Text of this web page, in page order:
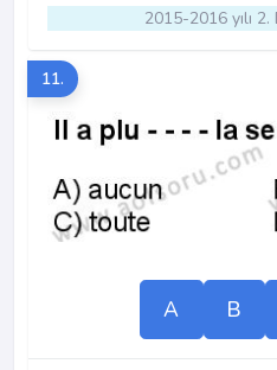
2015-2016 yılı
11.
A B